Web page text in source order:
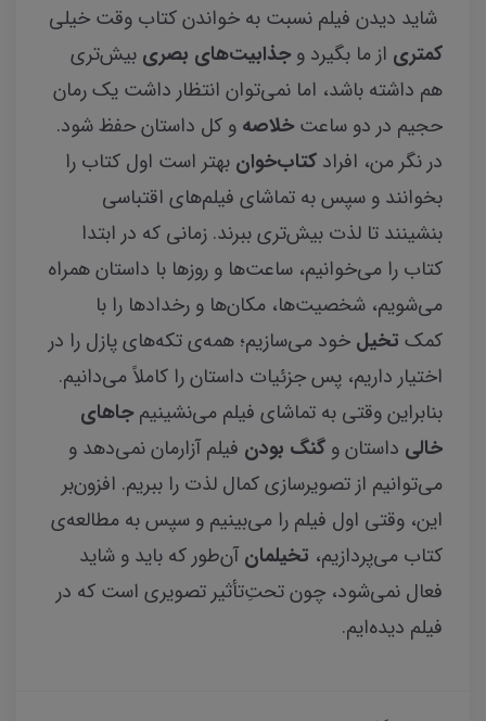
شاید دیدن فیلم نسبت به خواندن کتاب وقت خیلی
کمتری از ما بگیرد و جذابیت‌های بصری بیش‌تری
هم داشته باشد، اما نمی‌توان انتظار داشت یک رمان
حجیم در دو ساعت خلاصه و کل داستان حفظ شود.
در نگر من، افراد کتاب‌خوان بهتر است اول کتاب را
بخوانند و سپس به تماشای فیلم‌های اقتباسی
بنشینند تا لذت بیش‌تری ببرند. زمانی که در ابتدا
کتاب را می‌خوانیم، ساعت‌ها و روزها با داستان همراه
می‌شویم، شخصیت‌ها، مکان‌ها و رخدادها را با
کمک تخیل خود می‌سازیم؛ همه‌ی تکه‌های پازل را در
اختیار داریم، پس جزئیات داستان را کاملاً می‌دانیم.
بنابراین وقتی به تماشای فیلم می‌نشینیم جاهای
خالی داستان و گنگ بودن فیلم آزارمان نمی‌دهد و
می‌توانیم از تصویرسازی کمال لذت را ببریم. افزون‌بر
این، وقتی اول فیلم را می‌بینیم و سپس به مطالعه‌ی
کتاب می‌پردازیم، تخیلمانآن‌طور که باید و شاید
فعال نمی‌شود، چون تحتِ‌تأثیر تصویری است که در
فیلم دیده‌ایم.